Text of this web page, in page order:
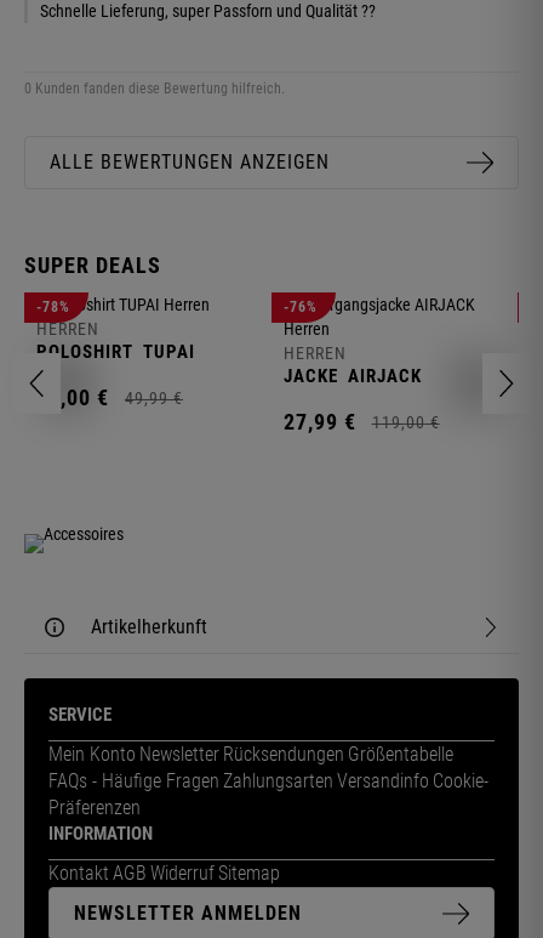
Schnelle Lieferung, super Passforn und Qualität ??
0 Kunden fanden diese Bewertung hilfreich.
ALLE BEWERTUNGEN ANZEIGEN
SUPER DEALS
-78%
HERREN
POLOSHIRT TUPAI
11,00 € 49,99 €
-76%
HERREN
JACKE AIRJACK
27,99 € 119,00 €
Artikelherkunft
SERVICE
Mein Konto Newsletter Rücksendungen Größentabelle
FAQs - Häufige Fragen Zahlungsarten Versandinfo Cookie-
Präferenzen
INFORMATION
Kontakt AGB Widerruf Sitemap
NEWSLETTER ANMELDEN